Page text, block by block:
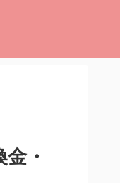
・